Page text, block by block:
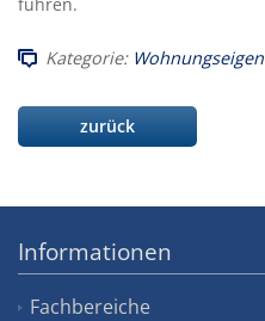
Kategorie:
zurück
Informationen
Fachbereiche